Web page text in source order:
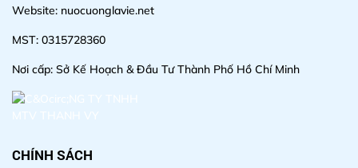
Website: nuocuonglavie.net
MST: 0315728360
Nơi cấp: Sở Kế Hoạch & Đầu Tư Thành Phố Hồ Chí Minh
CHÍNH SÁCH